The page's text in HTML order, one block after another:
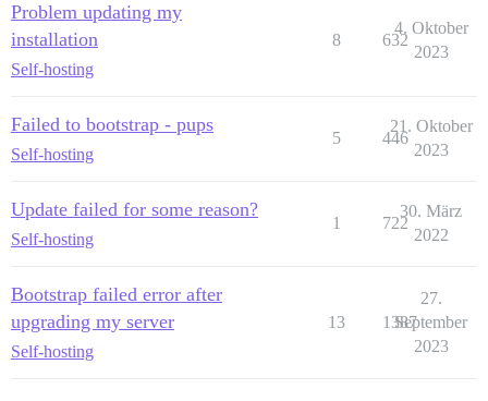
Problem updating my
installation
Self-hosting
8 632
4. Oktober
2023
Failed to bootstrap - pups
Self-hosting
5 446
21. Oktober
2023
Update failed for some reason?
Self-hosting
1 722
30. März
2022
Bootstrap failed error after
upgrading my server
Self-hosting
13 1387
27.
September
2023